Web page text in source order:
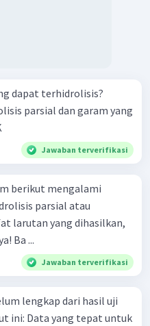
dapat terhidrolisis?
parsial dan garam yang
Jawaban terverifikasi
berikut mengalami
parsial atau
larutan yang dihasilkan,
dan tuliskan reaksi hidrolisisnya! Ba ...
Jawaban terverifikasi
lengkap dari hasil uji
untuk